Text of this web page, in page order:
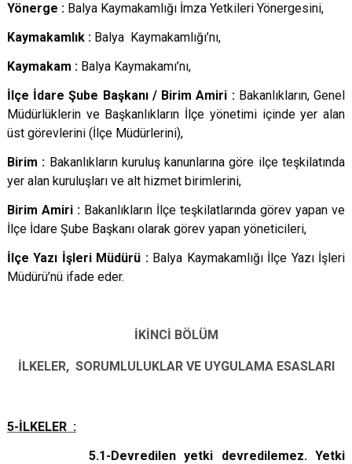
Yönerge : Balya Kaymakamlığı İmza Yetkileri Yönergesini,
Kaymakamlık : Balya Kaymakamlığı’nı,
Kaymakam : Balya Kaymakamı’nı,
İlçe İdare Şube Başkanı / Birim Amiri :Bakanlıkların, Genel
Müdürlüklerin ve Başkanlıkların İlçe yönetimi içinde yer alan
üst görevlerini (İlçe Müdürlerini),
Birim : Bakanlıkların kuruluş kanunlarına göre ilçe teşkilatında
yer alan kuruluşları ve alt hizmet birimlerini,
Birim Amiri : Bakanlıkların İlçe teşkilatlarında görev yapan ve
İlçe İdare Şube Başkanı olarak görev yapan yöneticileri,
İlçe Yazı İşleri Müdürü :Balya Kaymakamlığı İlçe Yazı İşleri
Müdürü’nü ifade eder.
İKİNCİ BÖLÜM
İLKELER, SORUMLULUKLAR VE UYGULAMA ESASLARI
5-İLKELER :
5.1-Devredilen yetki devredilemez. Yetki